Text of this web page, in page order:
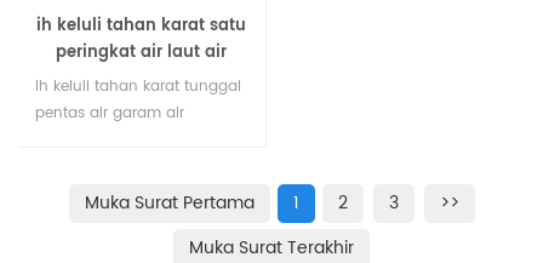
ih keluli tahan karat satu
peringkat air laut air
garam pam empar
ih keluli tahan karat tunggal
pentas air garam air
karat double fasa keluli
pemindahan yang sangat
Muka Surat Pertama 1 2 3
>>
Muka Surat Terakhir